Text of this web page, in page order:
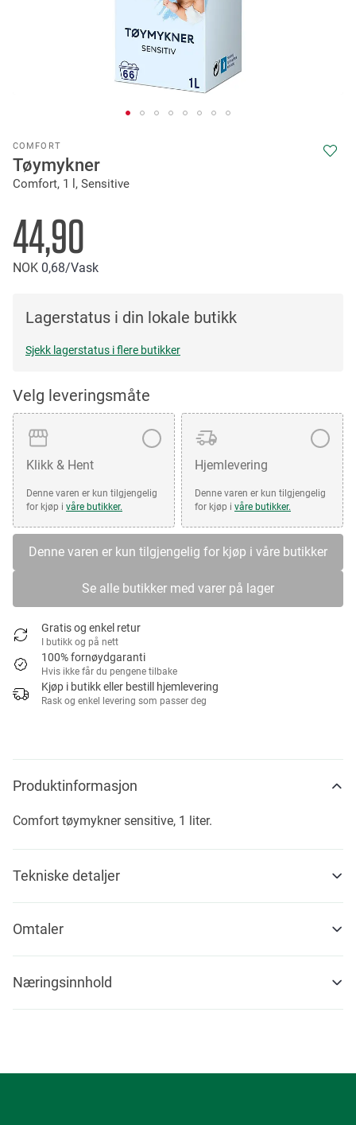
COMFORT
Tøymykner
Comfort, 1 l, Sensitive
44,90
NOK 0 68/Vask
Lagerstatus i din lokale butikk
Sjekk lagerstatus i flere butikker
Velg leveringsmåte
Klikk & Hent
Denne varen er kun tilgjengelig
for kjøp i våre butikker.
Hjemlevering
Denne varen er kun tilgjengelig
for kjøp i våre butikker.
Denne varen er kun tilgjengelig for kjøp i våre butikker
Se alle butikker med varer på lager
Gratis og enkel retur
I butikk og på nett
100% fornøydgaranti
Hvis ikke får du pengene tilbake
Kjøp i butikk eller bestill hjemlevering
Rask og enkel levering som passer deg
to
the
beginning
the
images
gallery
Produktinformasjon
Comfort tøymykner sensitive, 1 liter.
Tekniske detaljer
Omtaler
Næringsinnhold